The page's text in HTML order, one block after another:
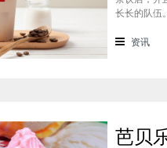
长长的队伍
高颜值，完
资讯